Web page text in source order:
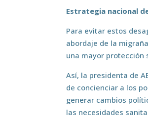
Estrategia nacional
Para evitar estos
abordaje de la
una mayor protección
Así, la presidenta de
de concienciar a los
generar cambios
las necesidades